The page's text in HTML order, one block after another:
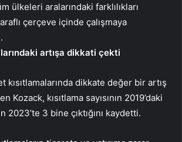
ülkeleri aralarındaki farklılıkları
çerçeve içinde çalışmaya
artışa dikkati çekti
kısıtlamalarında dikkate değer bir artış
Kozack, kısıtlama sayısının 2019’daki
2023’te 3 bine çıktığını kaydetti.